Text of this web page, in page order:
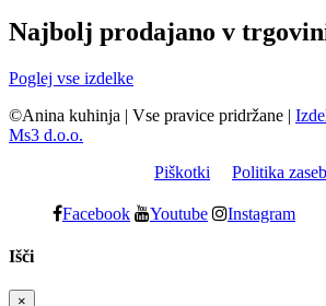
Najbolj prodajano v
Poglej vse izdelke
©Anina kuhinja | Vse pravice pridržane |
Ms3 d.o.o.
Piškotki
Politika
Facebook Youtube Instagram
Išči
×